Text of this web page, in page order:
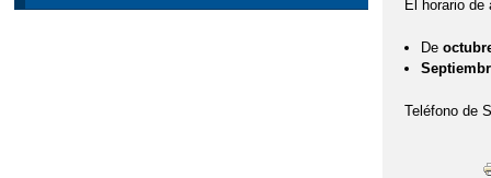
El horario
De
Teléfono de